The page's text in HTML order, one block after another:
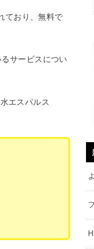
ており、無料で
サービスについ
エスパルス